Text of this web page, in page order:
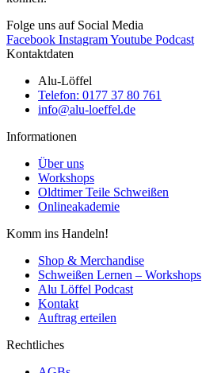
Folge uns auf Social Media
Facebook InstagramYoutube Podcast
Kontaktdaten
Alu-Löffel
Telefon: 0177 37 80 761
info@alu-loeffel.de
Informationen
Über uns
Workshops
Oldtimer Teile Schweißen
Onlineakademie
Komm ins Handeln!
Shop & Merchandise
Schweißen Lernen – Workshops
Alu Löffel Podcast
Kontakt
Auftrag erteilen
Rechtliches